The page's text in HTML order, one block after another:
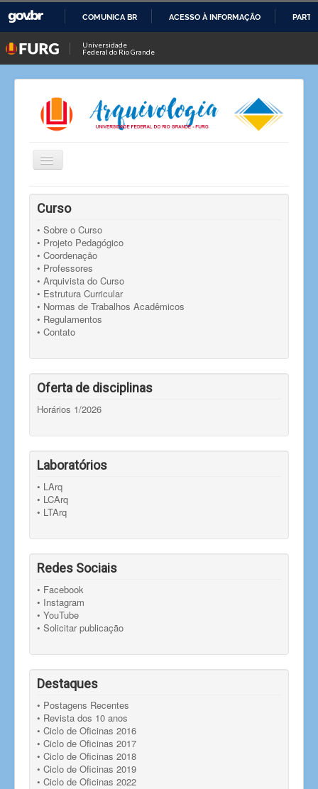
O
CONTEÚDO
COMUNICA BR ACESSO À INFORMAÇÃO
Universidade
Federal do Rio Grande
Alternar
Navegação
Você está aqui:
Defesas de Monografia - Especialização em Arquivos
Permanentes
Curso
• Sobre o Curso
• Projeto Pedagógico
• Coordenação
• Professores
• Arquivista do Curso
• Estrutura Curricular
• Normas de Trabalhos Acadêmicos
• Regulamentos
• Contato
Oferta de disciplinas
Horários 1/2026
Laboratórios
• LArq
• LCArq
• LTArq
Redes Sociais
• Facebook
• Instagram
• YouTube
• Solicitar publicação
Destaques
• Postagens Recentes
• Revista dos 10 anos
• Ciclo de Oficinas 2016
• Ciclo de Oficinas 2017
• Ciclo de Oficinas 2018
• Ciclo de Oficinas 2019
• Ciclo de Oficinas 2022